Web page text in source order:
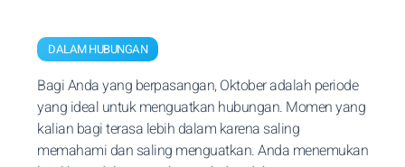
DALAM HUBUNGAN
Bagi Anda yang berpasangan, Oktober adalah periode
yang ideal untuk menguatkan hubungan. Momen yang
kalian bagi terasa lebih dalam karena saling
memahami dan saling menguatkan. Anda menemukan